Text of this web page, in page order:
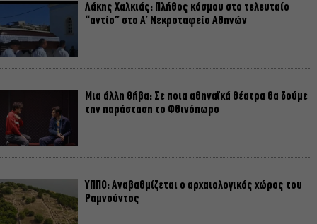
Λάκης Χαλκιάς: Πλήθος κόσμου στο τελευταίο
“αντίο” στο Α’ Νεκροταφείο Αθηνών
Μια άλλη Θήβα: Σε ποια αθηναϊκά θέατρα θα δούμε
την παράσταση το Φθινόπωρο
ΥΠΠΟ: Αναβαθμίζεται ο αρχαιολογικός χώρος του
Ραμνούντος